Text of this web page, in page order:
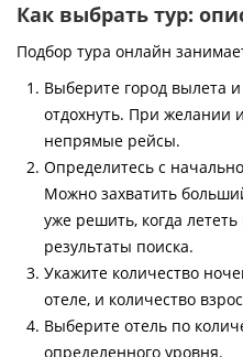
Как выбрать тур:
Подбор тура онлайн
Выберите город вылета
отдохнуть. При желании
непрямые рейсы.
Определитесь с
Можно захватить
уже решить, когда
результаты поиска.
Укажите количество
отеле, и количество
Выберите отель по
определенного уровня.